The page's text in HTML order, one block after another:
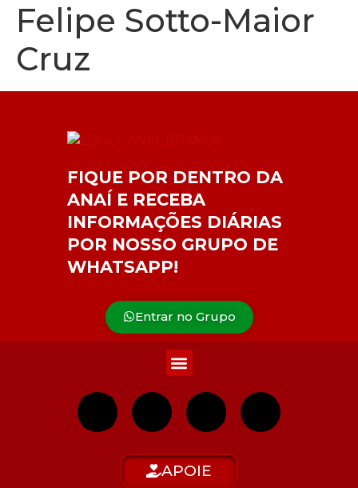
Felipe Sotto-Maior
Cruz
FIQUE POR DENTRO DA
ANAÍ E RECEBA
INFORMAÇÕES DIÁRIAS
POR NOSSO GRUPO DE
WHATSAPP!
Entrar no Grupo
APOIE